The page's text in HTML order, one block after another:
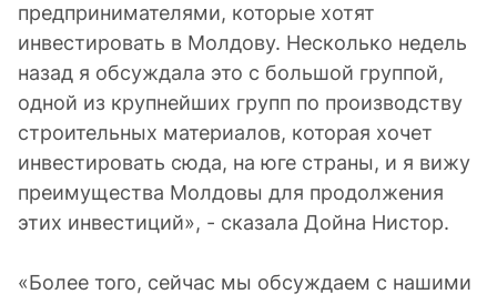
предпринимателями, которые хотят
инвестировать в Молдову. Несколько недель
назад я обсуждала это с большой группой,
одной из крупнейших групп по производству
строительных материалов, которая хочет
инвестировать сюда, на юге страны, и я вижу
преимущества Молдовы для продолжения
этих инвестиций», - сказала Дойна Нистор.
«Более того, сейчас мы обсуждаем с нашими